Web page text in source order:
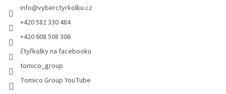
info@vyberctyrkolku.cz
+420 582 330 484
+420 608 508 306
čtyřkolky na facebooku
tomico_group
Tomico Group YouTube